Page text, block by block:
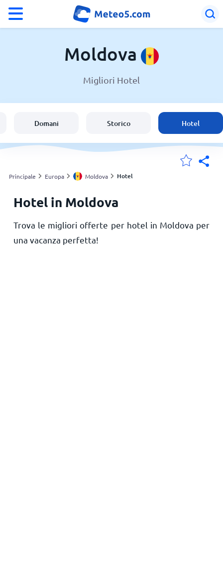
Italia
Svizzera
Le mie località
Principale
Moldova
Migliori Hotel
Domani Storico Hotel
Principale Europa Moldova Hotel
Hotel in Moldova
Trova le migliori offerte per hotel in Moldova per
una vacanza perfetta!